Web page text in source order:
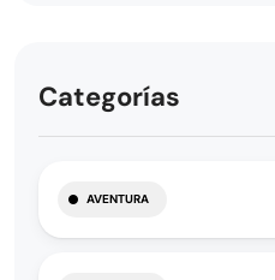
Categorías
AVENTURA